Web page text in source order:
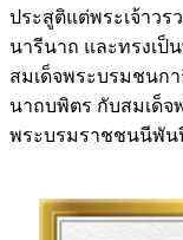
ประสูติแต่พระเจ้าวร
นารีนาถ และทรงเป็
สมเด็จพระบรมชนก
นาถบพิตร กับสมเด็จ
พระบรมราชชนนีพัน